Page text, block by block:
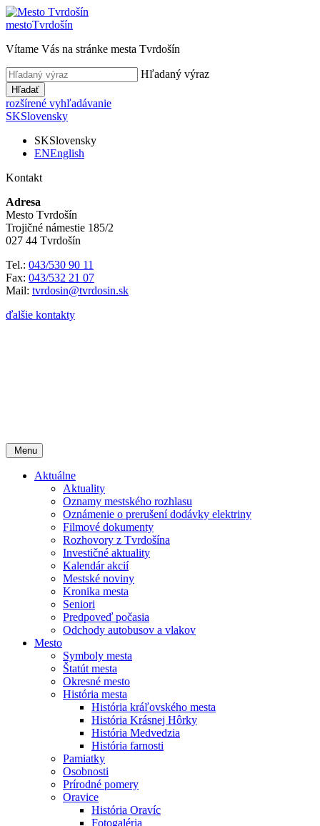
mestoTvrdošín
Vítame Vás na stránke mesta Tvrdošín
Hľadaný výraz
Hľadať
rozšírené vyhľadávanie
SKSlovensky
SKSlovensky
ENEnglish
Kontakt
Adresa
Mesto Tvrdošín
Trojičné námestie 185/2
027 44 Tvrdošín
Tel.: 043/530 90 11
Fax: 043/532 21 07
Mail: tvrdosin@tvrdosin.sk
ďalšie kontakty
Menu
Aktuálne
Aktuality
Oznamy mestského rozhlasu
Oznámenie o prerušení dodávky elektriny
Filmové dokumenty
Rozhovory z Tvrdošína
Investičné aktuality
Kalendár akcií
Mestské noviny
Kronika mesta
Seniori
Predpoveď počasia
Odchody autobusov a vlakov
Mesto
Symboly mesta
Štatút mesta
Okresné mesto
História mesta
História kráľovského mesta
História Krásnej Hôrky
História Medvedzia
História farnosti
Pamiatky
Osobnosti
Prírodné pomery
Oravice
História Oravíc
Fotogaléria